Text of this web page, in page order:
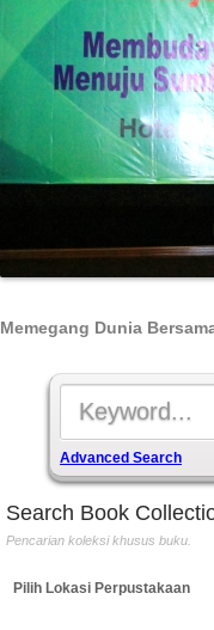
Memegang Dunia
Advanced Search
Search Book
Pencarian koleksi khusus buku.
Pilih Lokasi Perpustakaan